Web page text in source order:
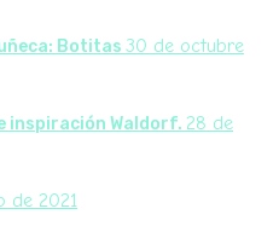
Botitas 30 de octubre
inspiración Waldorf. 28 de
de 2021